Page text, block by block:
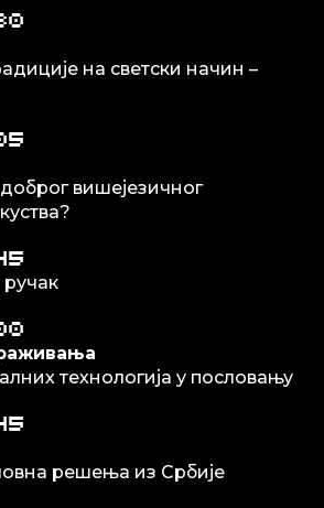
на светски начин –
вишејезичног
ручак
технологија у пословању
решења из Србије